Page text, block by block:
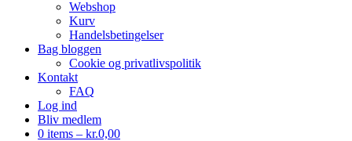
Webshop
Kurv
Handelsbetingelser
Bag bloggen
Cookie og privatlivspolitik
Kontakt
FAQ
Log ind
Bliv medlem
0 items – kr.0,00